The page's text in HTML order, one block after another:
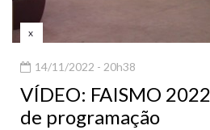
x
14/11/2022 - 20h38
VÍDEO: FAISMO
de programação